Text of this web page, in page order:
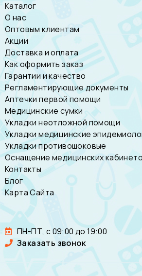
Каталог
О нас
Оптовым клиентам
Акции
Доставка и оплата
Как оформить заказ
Гарантии и качество
Регламентирующие документы
Аптечки первой помощи
Медицинские сумки
Укладки неотложной помощи
Укладки медицинские
Укладки противошоковые
Оснащение медицинских
Контакты
Блог
Карта Сайта
ПН-ПТ, с 09:00 до 19:00
Заказать звонок